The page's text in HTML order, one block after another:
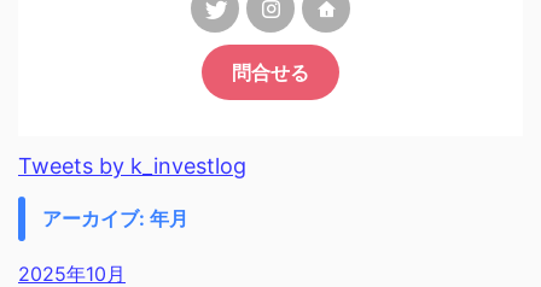
問合せる
Tweets by k_investlog
アーカイブ: 年月
2025年10月